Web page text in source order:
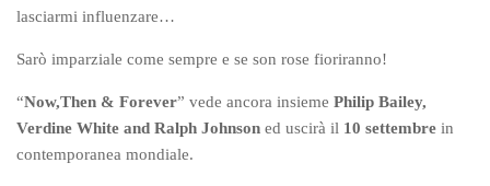
lasciarmi influenzare…
Sarò imparziale come sempre e se son rose fioriranno!
“Now,Then & Forever” vede ancora insieme Philip Bailey,
Verdine White and Ralph Johnson ed uscirà il 10 settembre in
contemporanea mondiale.